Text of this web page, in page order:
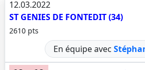
12.03.2022
ST GENIES DE FONTEDIT (34)
2610 pts
En équipe avec